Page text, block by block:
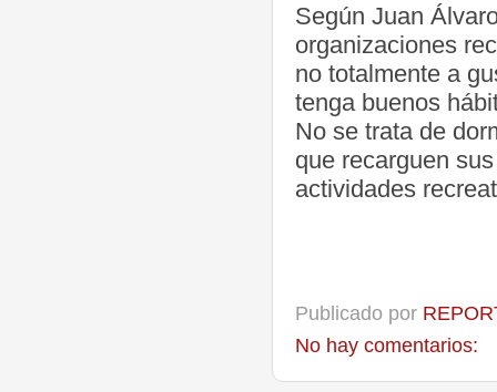
Según Juan
organizaciones
no totalmente a
tenga buenos
No se trata de
que recarguen
actividades
Publicado por
No hay comentarios: